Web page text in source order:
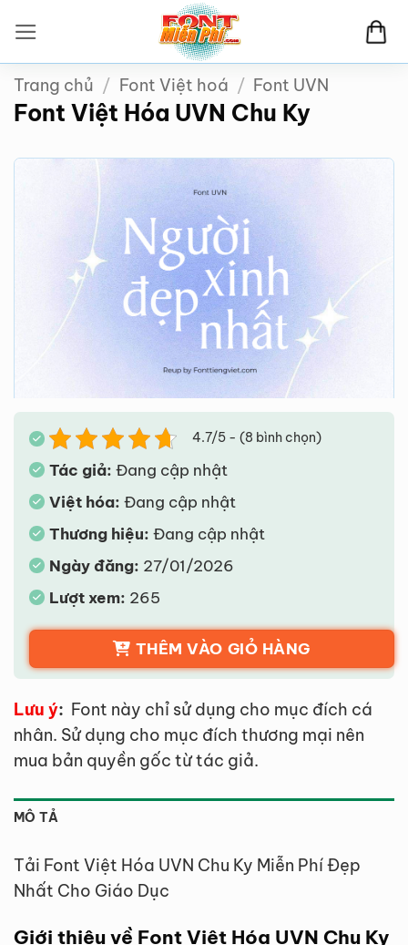
qua
nội
dung
Trang chủ / Font Việt hoá / Font UVN
Font Việt Hóa UVN Chu Ky
4.7/5 - (8 bình chọn)
Tác giả: Đang cập nhật
Việt hóa: Đang cập nhật
Thương hiệu: Đang cập nhật
Ngày đăng: 27/01/2026
Lượt xem: 265
THÊM VÀO GIỎ HÀNG
Lưu ý: Font này chỉ sử dụng cho mục đích cá
nhân. Sử dụng cho mục đích thương mại nên
mua bản quyền gốc từ tác giả.
MÔ TẢ
Tải Font Việt Hóa UVN Chu Ky Miễn Phí Đẹp
Nhất Cho Giáo Dục
Giới thiệu về Font Việt Hóa UVN Chu Ky